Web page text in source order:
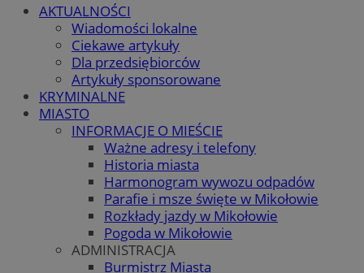
AKTUALNOŚCI
Wiadomości lokalne
Ciekawe artykuły
Dla przedsiębiorców
Artykuły sponsorowane
KRYMINALNE
MIASTO
INFORMACJE O MIEŚCIE
Ważne adresy i telefony
Historia miasta
Harmonogram wywozu odpadów
Parafie i msze święte w Mikołowie
Rozkłady jazdy w Mikołowie
Pogoda w Mikołowie
ADMINISTRACJA
Burmistrz Miasta